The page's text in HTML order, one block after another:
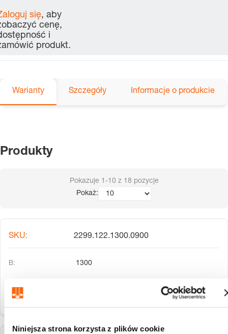
Niniejsza strona korzysta z plików cookie
się, aby
cenę,
i
produkt.
Warianty Szczegóły Informacje o produkcie
Produkty
Pokazuje 1-10 z 18 pozycje
Pokaż:
2299.122.1300.0900
1300